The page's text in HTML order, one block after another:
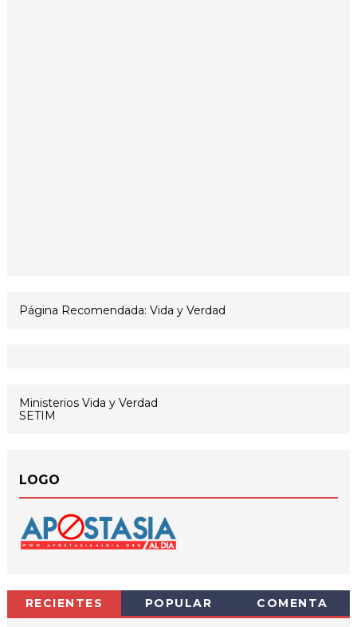
Página Recomendada: Vida y Verdad
Ministerios Vida y Verdad
SETIM
LOGO
RECIENTES POPULAR COMENTA